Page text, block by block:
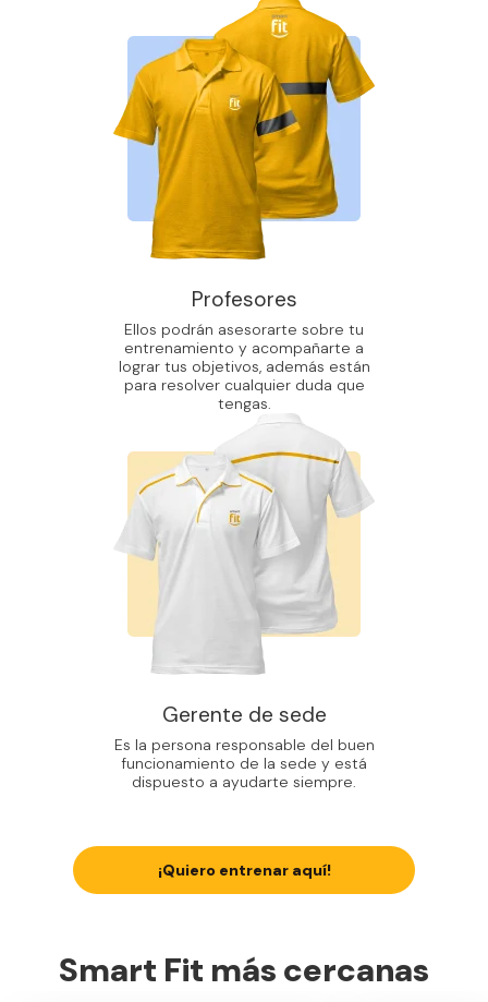
Profesores
Ellos podrán asesorarte sobre tu
entrenamiento y acompañarte a
lograr tus objetivos, además están
para resolver cualquier duda que
tengas.
Gerente de sede
Es la persona responsable del buen
funcionamiento de la sede y está
dispuesto a ayudarte siempre.
¡Quiero entrenar aquí!
Smart Fit más cercanas